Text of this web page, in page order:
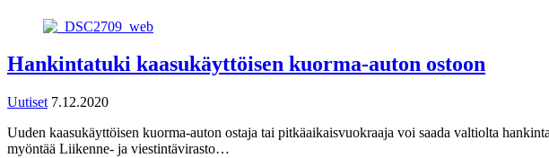
Hankintatuki kaasukäyttöisen kuorma-auton ostoon
Uutiset 7.12.2020
Uuden kaasukäyttöisen kuorma-auton ostaja tai pitkäaikaisvuokraaja voi saada valtiolta
myöntää Liikenne- ja viestintävirasto…